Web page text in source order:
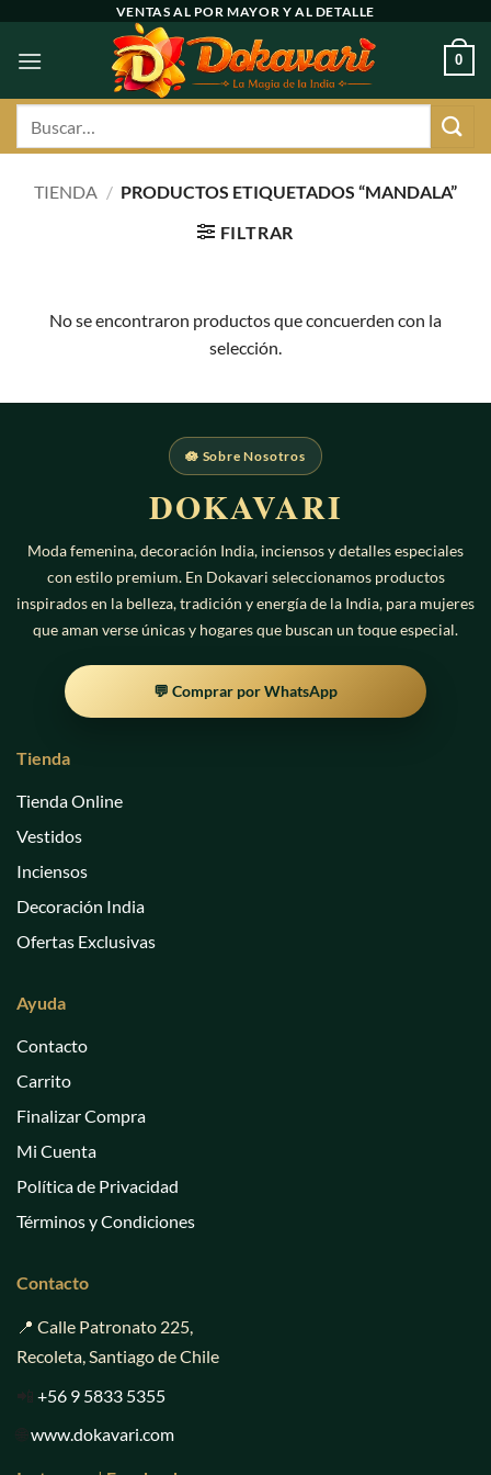
contenido
VENTAS AL POR MAYOR Y AL DETALLE
0
TIENDA / PRODUCTOS ETIQUETADOS “MANDALA”
FILTRAR
No se encontraron productos que concuerden con la
selección.
🪷 Sobre Nosotros
DOKAVARI
Moda femenina, decoración India, inciensos y detalles especiales
con estilo premium. En Dokavari seleccionamos productos
inspirados en la belleza, tradición y energía de la India, para mujeres
que aman verse únicas y hogares que buscan un toque especial.
💬 Comprar por WhatsApp
Tienda
Tienda Online
Vestidos
Inciensos
Decoración India
Ofertas Exclusivas
Ayuda
Contacto
Carrito
Finalizar Compra
Mi Cuenta
Política de Privacidad
Términos y Condiciones
Contacto
📍 Calle Patronato 225,
Recoleta, Santiago de Chile
📲 +56 9 5833 5355
🌐www.dokavari.com